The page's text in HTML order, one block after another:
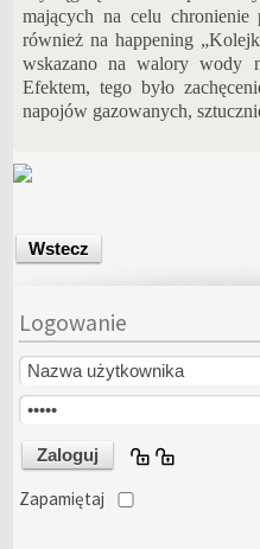
mających na celu
również na happening
wskazano na walory wody
Efektem, tego było
napojów gazowanych,
Wstecz
Logowanie
Zapamiętaj